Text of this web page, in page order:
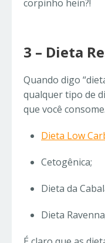
corpinho hein?!
3 – Dieta
Quando digo
qualquer tipo de
que você
Dieta Low
Cetogênica;
Dieta da
Dieta